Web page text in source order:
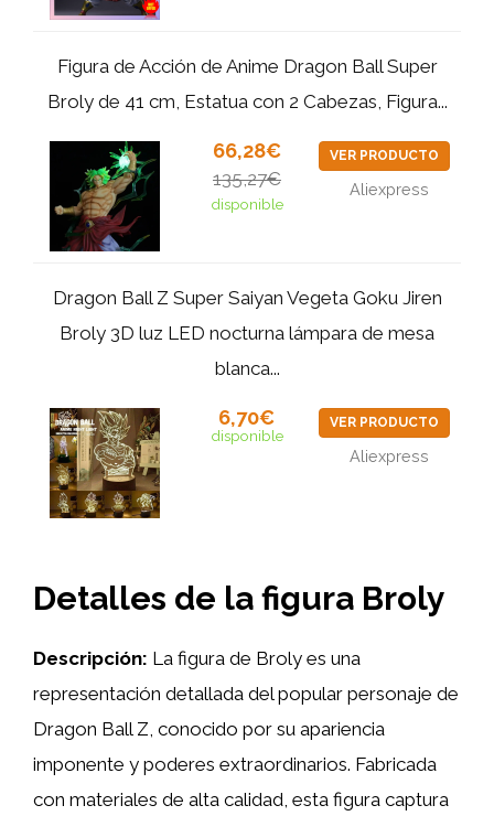
Figura de Acción de Anime Dragon Ball Super
Broly de 41 cm, Estatua con 2 Cabezas, Figura...
66,28€
135,27€
disponible
VER PRODUCTO
Aliexpress
Dragon Ball Z Super Saiyan Vegeta Goku Jiren
Broly 3D luz LED nocturna lámpara de mesa
blanca...
6,70€
disponible
VER PRODUCTO
Aliexpress
Detalles de la figura Broly
Descripción: La figura de Broly es una
representación detallada del popular personaje de
Dragon Ball Z, conocido por su apariencia
imponente y poderes extraordinarios. Fabricada
con materiales de alta calidad, esta figura captura